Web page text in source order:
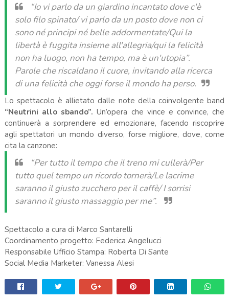
“Io vi parlo da un giardino incantato dove c'è
solo filo spinato/ vi parlo da un posto dove non ci
sono né principi né belle addormentate/Qui la
libertà è fuggita insieme all'allegria/qui la felicità
non ha luogo, non ha tempo, ma è un'utopia”.
Parole che riscaldano il cuore, invitando alla ricerca
di una felicità che oggi forse il mondo ha perso.
Lo spettacolo è allietato dalle note della coinvolgente band
“Neutrini allo sbando”. Un’opera che vince e convince, che
continuerà a sorprendere ed emozionare, facendo riscoprire
agli spettatori un mondo diverso, forse migliore, dove, come
cita la canzone:
“Per tutto il tempo che il treno mi cullerà/Per
tutto quel tempo un ricordo tornerà/Le lacrime
saranno il giusto zucchero per il caffè/ I sorrisi
saranno il giusto massaggio per me”.
Spettacolo a cura di Marco Santarelli
Coordinamento progetto: Federica Angelucci
Responsabile Ufficio Stampa: Roberta Di Sante
Social Media Marketer: Vanessa Alesi